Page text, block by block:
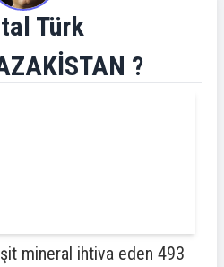
Türk
?
mineral ihtiva eden 493